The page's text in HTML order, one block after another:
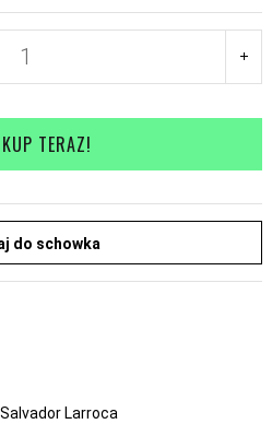
KUP TERAZ!
do schowka
Larroca